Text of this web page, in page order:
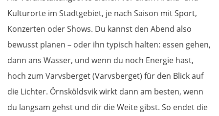
Kulturorte im Stadtgebiet, je nach Saison mit Sport,
Konzerten oder Shows. Du kannst den Abend also
bewusst planen – oder ihn typisch halten: essen gehen,
dann ans Wasser, und wenn du noch Energie hast,
hoch zum Varvsberget (Varvsberget) für den Blick auf
die Lichter. Örnsköldsvik wirkt dann am besten, wenn
du langsam gehst und dir die Weite gibst. So endet die
Luxemburg
Luxemburg
Lüttich